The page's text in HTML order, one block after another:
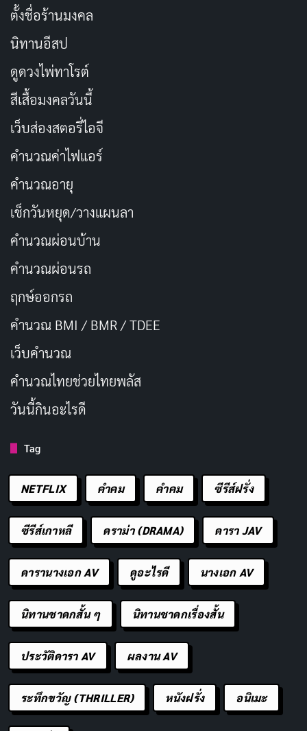
จากโลกออนไลน์ทำให้เรื่องราวนี้เป็นบทเรียนที่สำคัญ โดย
ส่วนหนึ่งของชีวิตประจำวัน ไม่ว่าจะเป็นการเปิดเผยข้อมูล
ส่วนตัว การยอมรับเงื่อนไขการใช้งานโดยไม่อ่านราย
ละเอียด หรือการเชื่อถือเทคโนโลยีมากเกินไป ล้วนเป็น
CTRL เป็นหนังที่เตือนใจถึงความเสี่ยงในการพึ่งพา
แปลกใหม่ในวงการหนังแนวระทึกขวัญ แต่การแสดงที่น่า
ประทับใจและการกำกับที่ลื่นไหลทำให้หนังเรื่องนี้น่า
ติดตามและสามารถสร้างความตึงเครียดให้กับผู้ชมได้
อย่างสมบูรณ์แบบ ทำให้เราเข้าใจถึงความเปราะบางและ
ความสับสนของตัวละคร และในขณะที่เรื่องราวนำเสนอ
เรื่องราวของโลกดิจิทัลที่มีความซับซ้อนและอันตราย หนังนี้
ยังให้เราได้คิดถึงการใช้เทคโนโลยีในชีวิตจริงและการ
ปกป้องตัวเองในโลกออนไลน์อย่างรอบคอบ
ประเภท: ระทึกขวัญ, จิตวิทยา
นักแสดงนำ: Ananya Panday, Vihaan Samat
ผู้กำกับ: Vikramaditya Motwane
จำนวนตอน/ความยาว: 1 ชั่วโมง 39 นาที
ช่องทางการดู:Netflix
ตั้งชื่อร้านมงคล
นิทานอีสป
ดูดวงไพ่ทาโรต์
สีเสื้อมงคลวันนี้
เว็บส่องสตอรี่ไอจี
คำนวณค่าไฟแอร์
คำนวณอายุ
เช็กวันหยุด/วางแผนลา
คำนวณผ่อนบ้าน
คำนวณผ่อนรถ
ฤกษ์ออกรถ
คำนวณ BMI / BMR / TDEE
เว็บคํานวณ
คํานวณไทยช่วยไทยพลัส
วันนี้กินอะไรดี
Tag
NETFLIX คำคม คําคม ซีรีส์ฝรั่ง
ซีรีส์เกาหลี ดราม่า (DRAMA) ดารา JAV
ดารานางเอก AV ดูอะไรดี นางเอก AV
นิทานชาดกสั้น ๆ นิทานชาดกเรื่องสั้น
ประวัติดารา AV ผลงาน AV
ระทึกขวัญ (THRILLER) หนังฝรั่ง อนิเมะ